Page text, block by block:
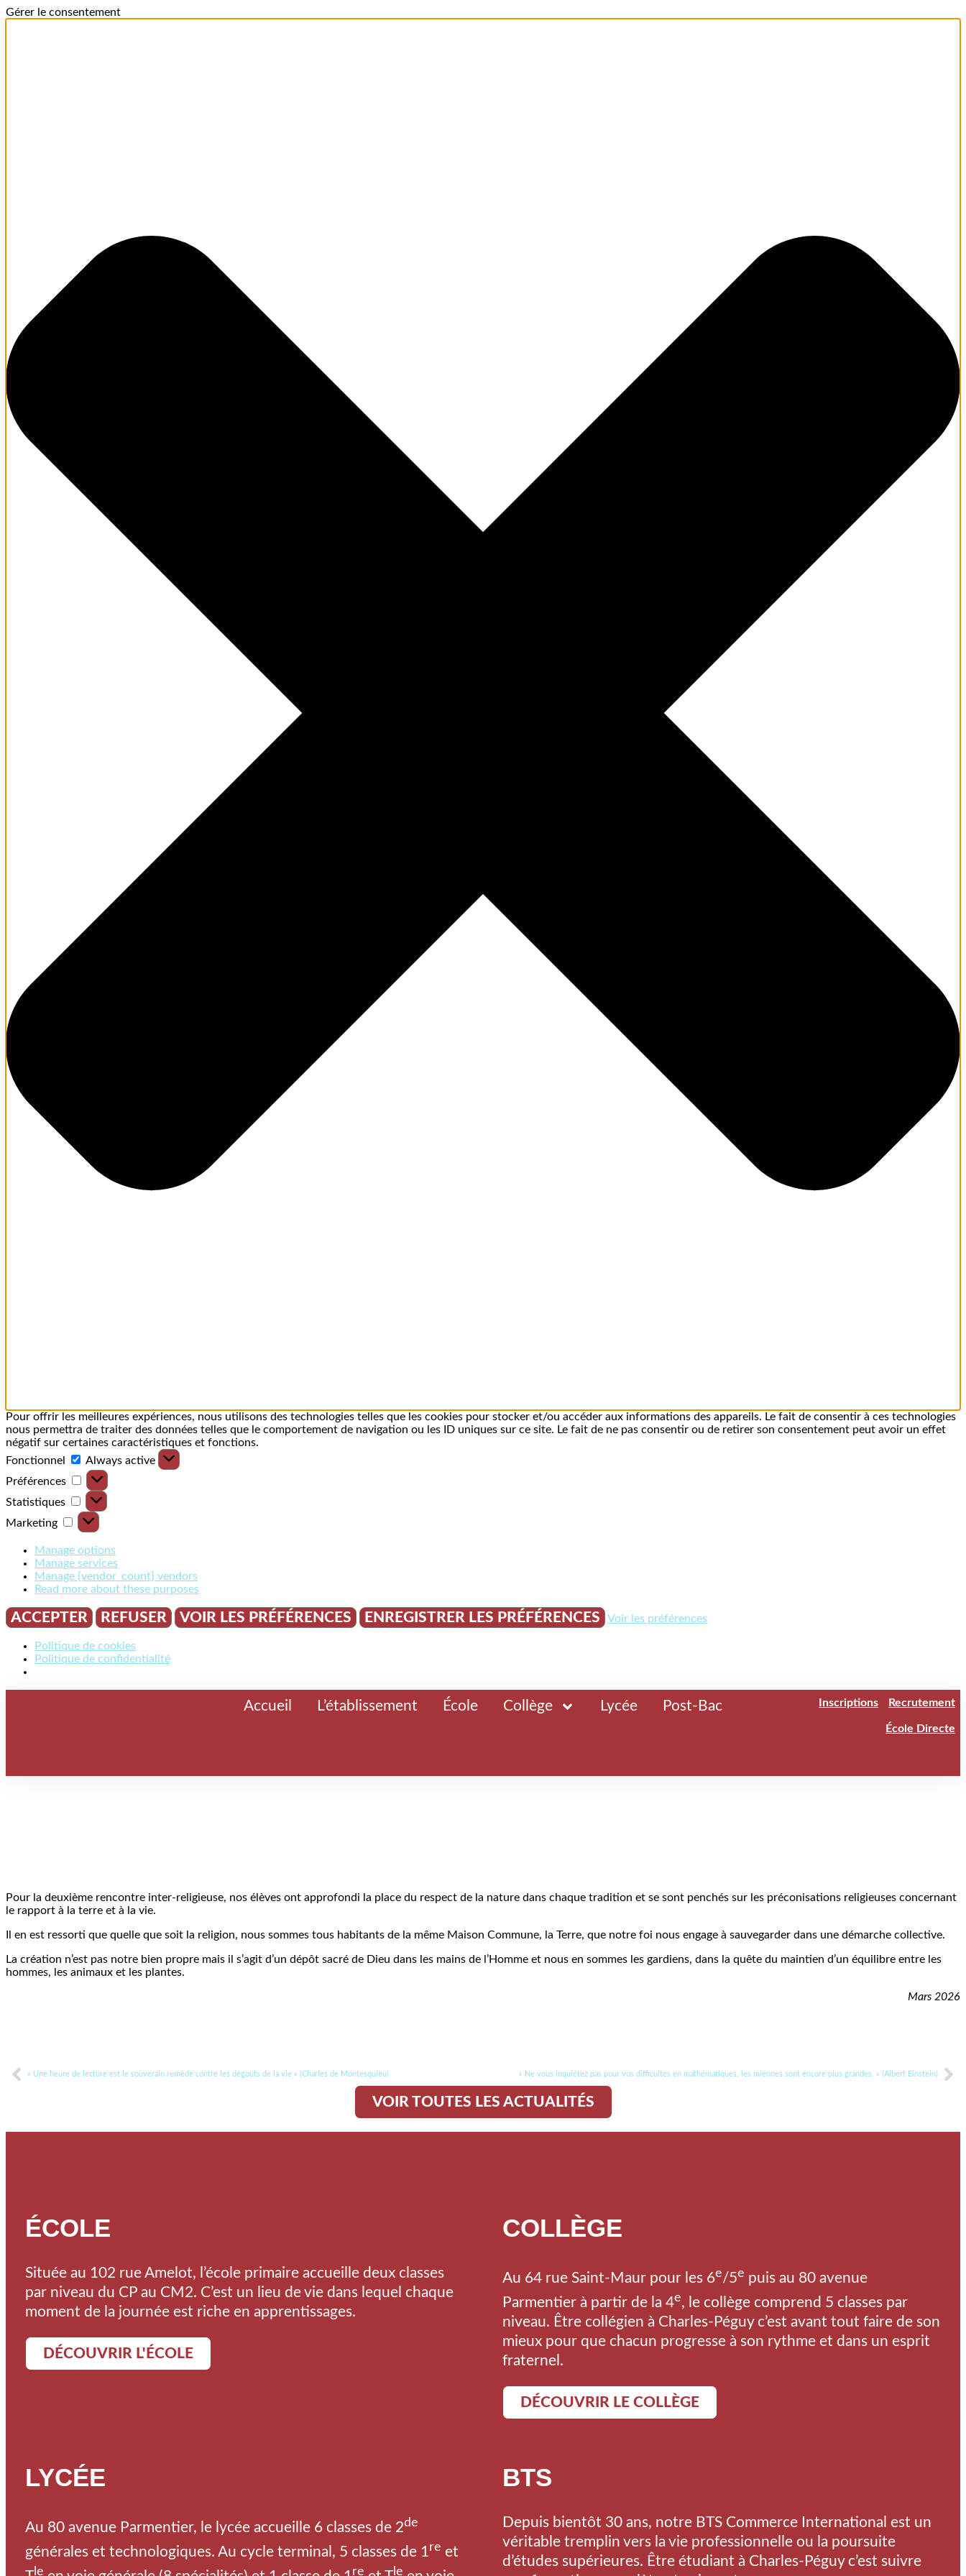
Gérer le consentement
Pour offrir les meilleures expériences, nous utilisons des technologies telles que les cookies pour stocker et/ou accéder aux informations des appareils. Le fait de consentir à ces technologies
nous permettra de traiter des données telles que le comportement de navigation ou les ID uniques sur ce site. Le fait de ne pas consentir ou de retirer son consentement peut avoir un effet
négatif sur certaines caractéristiques et fonctions.
Fonctionnel
Always active
Préférences
Statistiques
Marketing
Manage options
Manage services
Manage {vendor_count} vendors
Read more about these purposes
ACCEPTER REFUSER VOIR LES PRÉFÉRENCES ENREGISTRER LES PRÉFÉRENCES Voir les préférences
Politique de cookies
Politique de confidentialité
Accueil L’établissement École Collège Lycée Post-Bac Inscriptions Recrutement
École Directe
Pour la deuxième rencontre inter-religieuse, nos élèves ont approfondi la place du respect de la nature dans chaque tradition et se sont penchés sur les préconisations religieuses concernant
le rapport à la terre et à la vie.
Il en est ressorti que quelle que soit la religion, nous sommes tous habitants de la même Maison Commune, la Terre, que notre foi nous engage à sauvegarder dans une démarche collective.
La création n’est pas notre bien propre mais il s’agit d’un dépôt sacré de Dieu dans les mains de l’Homme et nous en sommes les gardiens, dans la quête du maintien d’un équilibre entre les
hommes, les animaux et les plantes.
Mars 2026
« Une heure de lecture est le souverain remède contre les dégoûts de la vie » (Charles de Montesquieu) « Ne vous inquiétez pas pour vos difficultés en mathématiques, les miennes sont encore plus grandes. » (Albert Einstein)
VOIR TOUTES LES ACTUALITÉS
ÉCOLE
Située au 102 rue Amelot, l’école primaire accueille deux classes
par niveau du CP au CM2. C’est un lieu de vie dans lequel chaque
moment de la journée est riche en apprentissages.
DÉCOUVRIR L'ÉCOLE
COLLÈGE
Au 64 rue Saint-Maur pour les 6e/5e puis au 80 avenue
Parmentier à partir de la 4e, le collège comprend 5 classes par
niveau. Être collégien à Charles-Péguy c’est avant tout faire de son
mieux pour que chacun progresse à son rythme et dans un esprit
fraternel.
DÉCOUVRIR LE COLLÈGE
LYCÉE
Au 80 avenue Parmentier, le lycée accueille 6 classes de 2de
générales et technologiques. Au cycle terminal, 5 classes de 1re et
le re le
BTS
Depuis bientôt 30 ans, notre BTS Commerce International est un
véritable tremplin vers la vie professionnelle ou la poursuite
d’études supérieures. Être étudiant à Charles-Péguy c’est suivre